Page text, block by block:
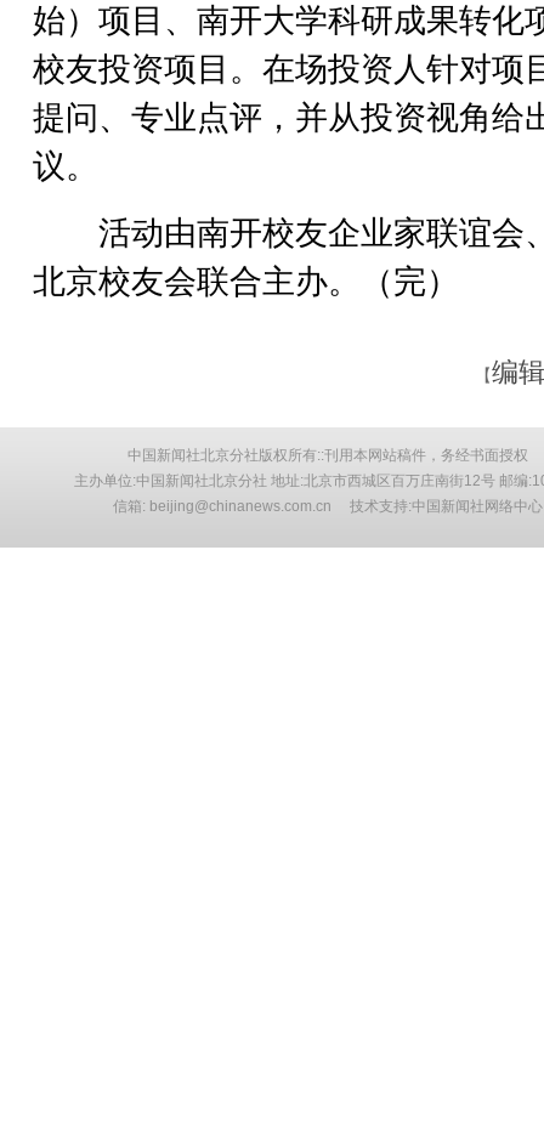
始）项目、南开大学科研成果转化
校友投资项目。在场投资人针对项
提问、专业点评，并从投资视角给
议。
活动由南开校友企业家联谊会
北京校友会联合主办。（完）
【编
中国新闻社北京分社版权所有::刊用本网站稿件，务经书面授权
主办单位:中国新闻社北京分社 地址:北京市西城区百万庄南街12号 邮编
信箱: beijing@chinanews.com.cn 技术支持:中国新闻社网络中心